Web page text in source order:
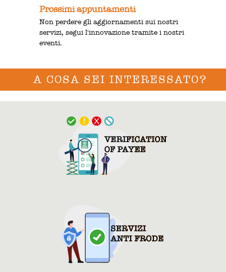
Prossimi appuntamenti
Non perdere gli aggiornamenti sui nostri
servizi, segui l'innovazione tramite i nostri
eventi.
A COSA SEI INTERESSATO?